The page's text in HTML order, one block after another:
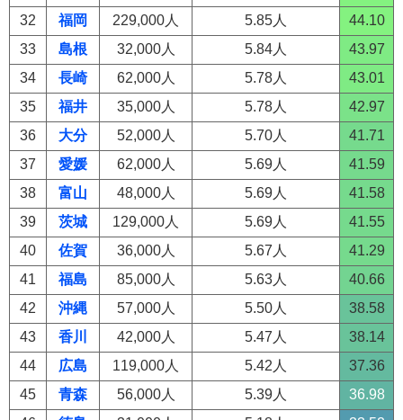
32
福岡 229,000人 5.85人
44.10
33
島根 32,000人 5.84人
43.97
34
長崎 62,000人 5.78人
43.01
35
福井 35,000人 5.78人
42.97
36
大分 52,000人 5.70人
41.71
37
愛媛 62,000人 5.69人
41.59
38
富山 48,000人 5.69人
41.58
39
茨城 129,000人 5.69人
41.55
40
佐賀 36,000人 5.67人
41.29
41
福島 85,000人 5.63人
40.66
42
沖縄 57,000人 5.50人
38.58
43
香川 42,000人 5.47人
38.14
44
広島 119,000人 5.42人
37.36
45
青森 56,000人 5.39人
36.98